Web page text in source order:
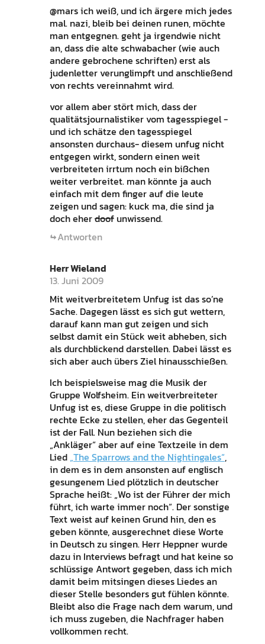
@mars ich weiß, und ich ärgere mich jedes
mal. nazi, bleib bei deinen runen, möchte
man entgegnen. geht ja irgendwie nicht
an, dass die alte schwabacher (wie auch
andere gebrochene schriften) erst als
judenletter verunglimpft und anschließend
von rechts vereinnahmt wird.
vor allem aber stört mich, dass der
qualitätsjournalistiker vom tagesspiegel -
und ich schätze den tagesspiegel
ansonsten durchaus- diesem unfug nicht
entgegen wirkt, sondern einen weit
verbreiteten irrtum noch ein bißchen
weiter verbreitet. man könnte ja auch
einfach mit dem finger auf die leute
zeigen und sagen: kuck ma, die sind ja
doch eherdoofunwissend.
Antworten
Herr Wieland
13. Juni 2009
Mit weitverbreitetem Unfug ist das so’ne
Sache. Dagegen lässt es sich gut wettern,
darauf kann man gut zeigen und sich
selbst damit ein Stück weit abheben, sich
als durchblickend darstellen. Dabei lässt es
sich aber auch übers Ziel hinausschießen.
Ich beispielsweise mag die Musik der
Gruppe Wolfsheim. Ein weitverbreiteter
Unfug ist es, diese Gruppe in die politisch
rechte Ecke zu stellen, eher das Gegenteil
ist der Fall. Nun beziehen sich die
„Ankläger“ aber auf eine Textzeile in dem
Lied „The Sparrows and the Nightingales“,
in dem es in dem ansonsten auf englisch
gesungenem Lied plötzlich in deutscher
Sprache heißt: „Wo ist der Führer der mich
führt, ich warte immer noch“. Der sonstige
Text weist auf keinen Grund hin, den es
geben könnte, ausgerechnet diese Worte
in Deutsch zu singen. Herr Heppner wurde
dazu in Interviews befragt und hat keine so
schlüssige Antwort gegeben, dass ich mich
damit beim mitsingen dieses Liedes an
dieser Stelle besonders gut fühlen könnte.
Bleibt also die Frage nach dem warum, und
ich muss zugeben, die Nachfrager haben
vollkommen recht.